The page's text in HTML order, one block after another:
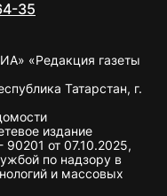
35
«Редакция газеты
Татарстан, г.
издание
от 07.10.2025,
по надзору в
и массовых